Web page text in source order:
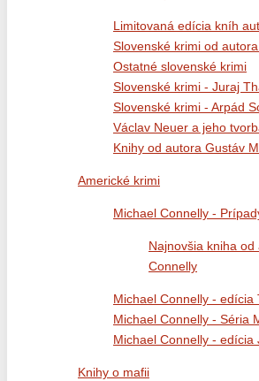
Limitovaná edícia kníh
Slovenské krimi od
Ostatné slovenské krimi
Slovenské krimi - Juraj
Slovenské krimi - Arpád
Václav Neuer a jeho
Knihy od autora Gustáv
Americké krimi
Michael Connelly -
Najnovšia kniha
Connelly
Michael Connelly - edícia
Michael Connelly - Séria
Michael Connelly - edícia
Knihy o mafii